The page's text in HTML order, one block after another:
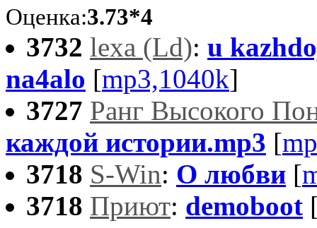
Оценка:3.73*4
3732 lexa (Ld): u
na4alo [mp3,1040k]
3727 Ранг Высокого
каждой истории.mp3 [
3718 S-Win: О любви [
3718 Приют: demoboot